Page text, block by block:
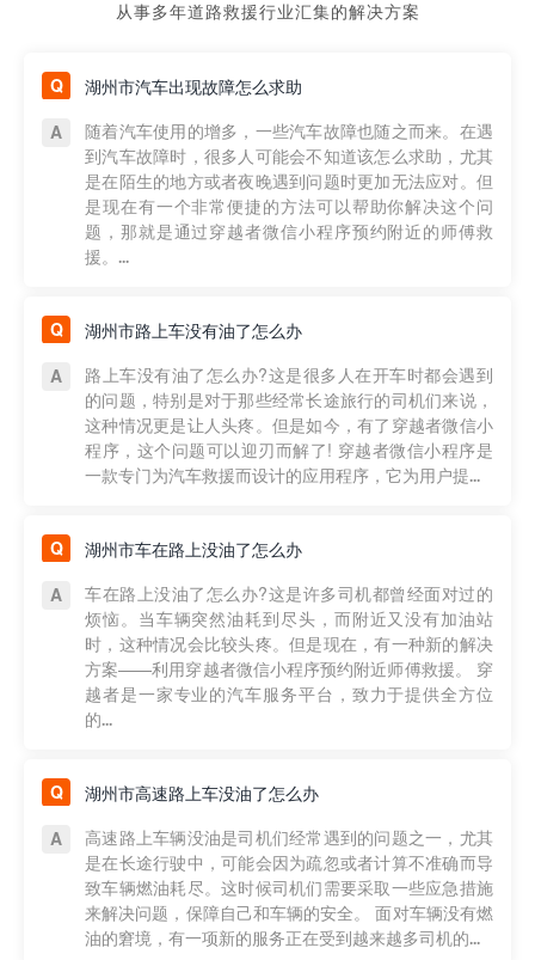
从事多年道路救援行业汇集的解决方案
湖州市汽车出现故障怎么求助
随着汽车使用的增多，一些汽车故障也随之而来。在遇
到汽车故障时，很多人可能会不知道该怎么求助，尤其
是在陌生的地方或者夜晚遇到问题时更加无法应对。但
是现在有一个非常便捷的方法可以帮助你解决这个问
题，那就是通过穿越者微信小程序预约附近的师傅救
援。...
湖州市路上车没有油了怎么办
路上车没有油了怎么办?这是很多人在开车时都会遇到
的问题，特别是对于那些经常长途旅行的司机们来说，
这种情况更是让人头疼。但是如今，有了穿越者微信小
程序，这个问题可以迎刃而解了! 穿越者微信小程序是
一款专门为汽车救援而设计的应用程序，它为用户提...
湖州市车在路上没油了怎么办
车在路上没油了怎么办?这是许多司机都曾经面对过的
烦恼。当车辆突然油耗到尽头，而附近又没有加油站
时，这种情况会比较头疼。但是现在，有一种新的解决
方案——利用穿越者微信小程序预约附近师傅救援。 穿
越者是一家专业的汽车服务平台，致力于提供全方位
的...
湖州市高速路上车没油了怎么办
高速路上车辆没油是司机们经常遇到的问题之一，尤其
是在长途行驶中，可能会因为疏忽或者计算不准确而导
致车辆燃油耗尽。这时候司机们需要采取一些应急措施
来解决问题，保障自己和车辆的安全。 面对车辆没有燃
油的窘境，有一项新的服务正在受到越来越多司机的...